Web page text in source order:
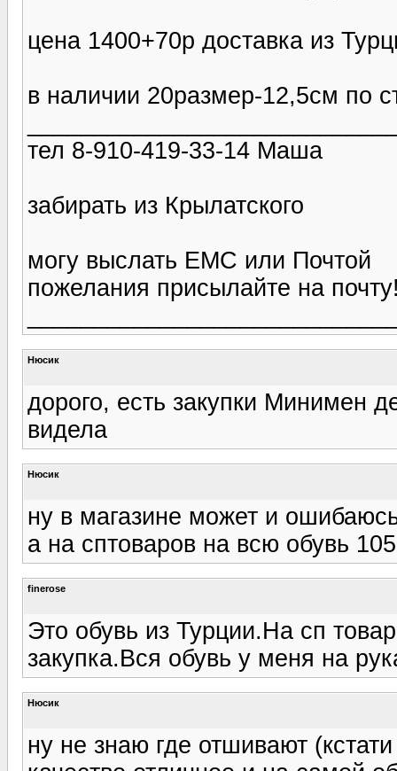
цена 1400+70р доставка из
в наличии 20размер-12,5см по
тел 8-910-419-33-14 Маша
забирать из Крылатского
могу выслать ЕМС или Почтой
пожелания присылайте на
Нюсик
дорого, есть закупки Минимен
видела
Нюсик
ну в магазине может и
а на сптоваров на всю обувь
finerose
Это обувь из Турции.На сп
закупка.Вся обувь у меня на
Нюсик
ну не знаю где отшивают